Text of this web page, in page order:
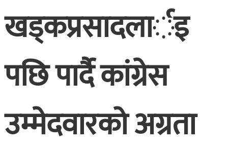
खड्‍कप्रसादलार्इ
पछि पार्दै कांग्रेस
उम्मेदवारको अग्रता